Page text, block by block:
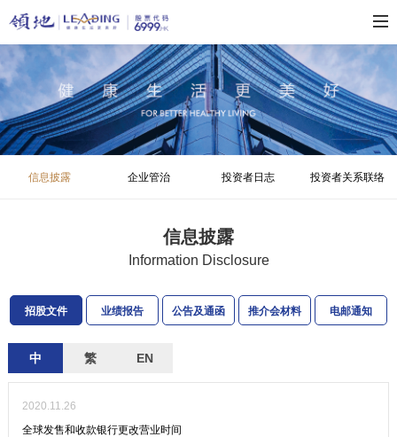
信息披露 企业管治 投资者日志 投资者关系联络
信息披露
Information Disclosure
招股文件 业绩报告 公告及通函 推介会材料 电邮通知
中 繁 EN
2020.11.26
全球发售和收款银行更改营业时间